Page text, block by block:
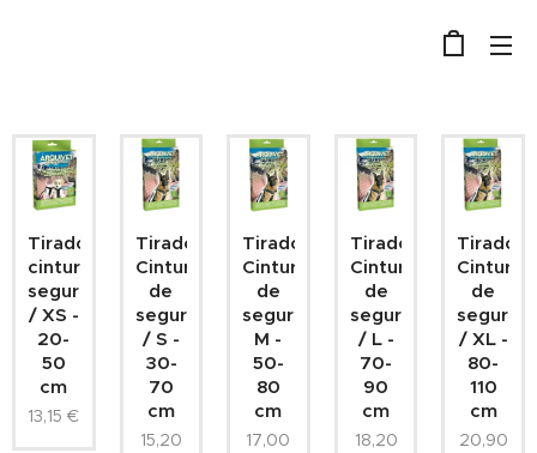
Tirador
cinturon
seguridad
/ XS -
20-
50
cm
13,15 €
Tirador
Cinturón
de
seguridad
/ S -
30-
70
cm
15,20
Tirador
Cinturón
de
seguridad
M -
50-
80
cm
17,00
Tirador
Cinturón
de
seguridad
/ L -
70-
90
cm
18,20
Tirador
Cinturón
de
/ XL -
80-
110
cm
20,90